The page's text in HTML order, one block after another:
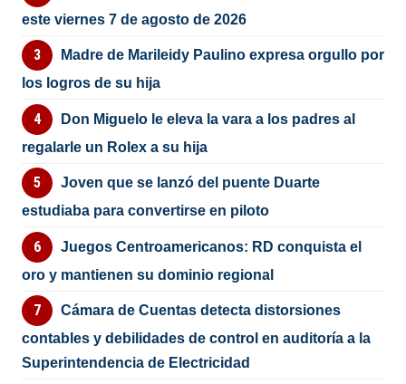
este viernes 7 de agosto de 2026
Madre de Marileidy Paulino expresa orgullo por
los logros de su hija
Don Miguelo le eleva la vara a los padres al
regalarle un Rolex a su hija
Joven que se lanzó del puente Duarte
estudiaba para convertirse en piloto
Juegos Centroamericanos: RD conquista el
oro y mantienen su dominio regional
Cámara de Cuentas detecta distorsiones
contables y debilidades de control en auditoría a la
Superintendencia de Electricidad